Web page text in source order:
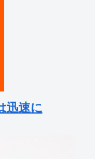
迅速に